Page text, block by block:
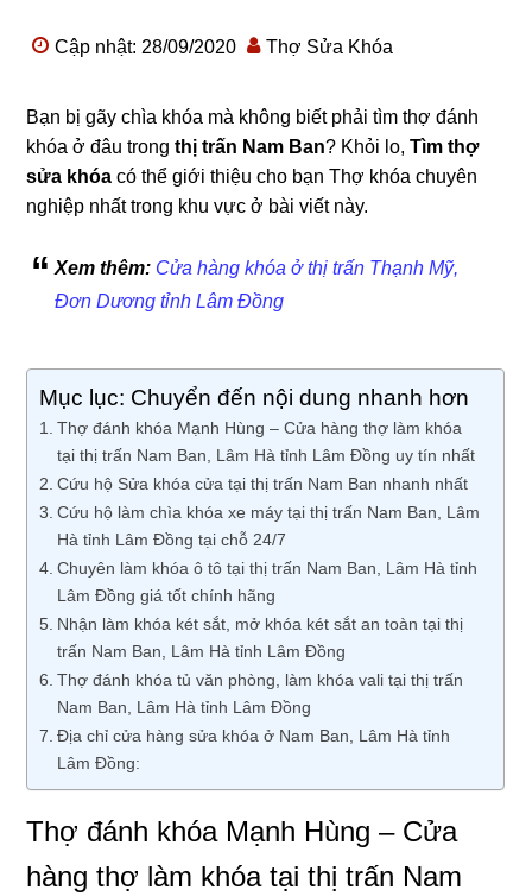
Cập nhật: 28/09/2020 Thợ Sửa Khóa
Bạn bị gãy chìa khóa mà không biết phải tìm thợ đánh
khóa ở đâu trongthị trấn Nam Ban? Khỏi lo,Tìm thợ
sửa khóa có thể giới thiệu cho bạn Thợ khóa chuyên
nghiệp nhất trong khu vực ở bài viết này.
Xem thêm: Cửa hàng khóa ở thị trấn Thạnh Mỹ,
Đơn Dương tỉnh Lâm Đồng
Mục lục: Chuyển đến nội dung nhanh hơn
Thợ đánh khóa Mạnh Hùng – Cửa hàng thợ làm khóa
tại thị trấn Nam Ban, Lâm Hà tỉnh Lâm Đồng uy tín nhất
Cứu hộ Sửa khóa cửa tại thị trấn Nam Ban nhanh nhất
Cứu hộ làm chìa khóa xe máy tại thị trấn Nam Ban, Lâm
Hà tỉnh Lâm Đồng tại chỗ 24/7
Chuyên làm khóa ô tô tại thị trấn Nam Ban, Lâm Hà tỉnh
Lâm Đồng giá tốt chính hãng
Nhận làm khóa két sắt, mở khóa két sắt an toàn tại thị
trấn Nam Ban, Lâm Hà tỉnh Lâm Đồng
Thợ đánh khóa tủ văn phòng, làm khóa vali tại thị trấn
Nam Ban, Lâm Hà tỉnh Lâm Đồng
Địa chỉ cửa hàng sửa khóa ở Nam Ban, Lâm Hà tỉnh
Lâm Đồng:
Thợ đánh khóa Mạnh Hùng – Cửa
hàng thợ làm khóa tại thị trấn Nam